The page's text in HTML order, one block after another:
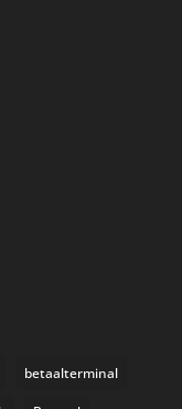
betaalterminal